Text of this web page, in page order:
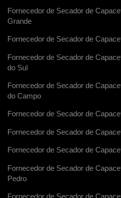
Fornecedor de Secador de
Grande
Fornecedor de Secador de
Fornecedor de Secador de
do Sul
Fornecedor de Secador de
do Campo
Fornecedor de Secador de
Fornecedor de Secador de
Fornecedor de Secador de
Fornecedor de Secador de
Pedro